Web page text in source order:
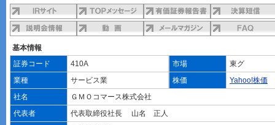
基本情報
証券コード
410A 市場
東グ
業種
サービス業 株価
Yahoo!株価
社名
ＧＭＯコマース株式会社
代表者
代表取締役社長 山名 正人